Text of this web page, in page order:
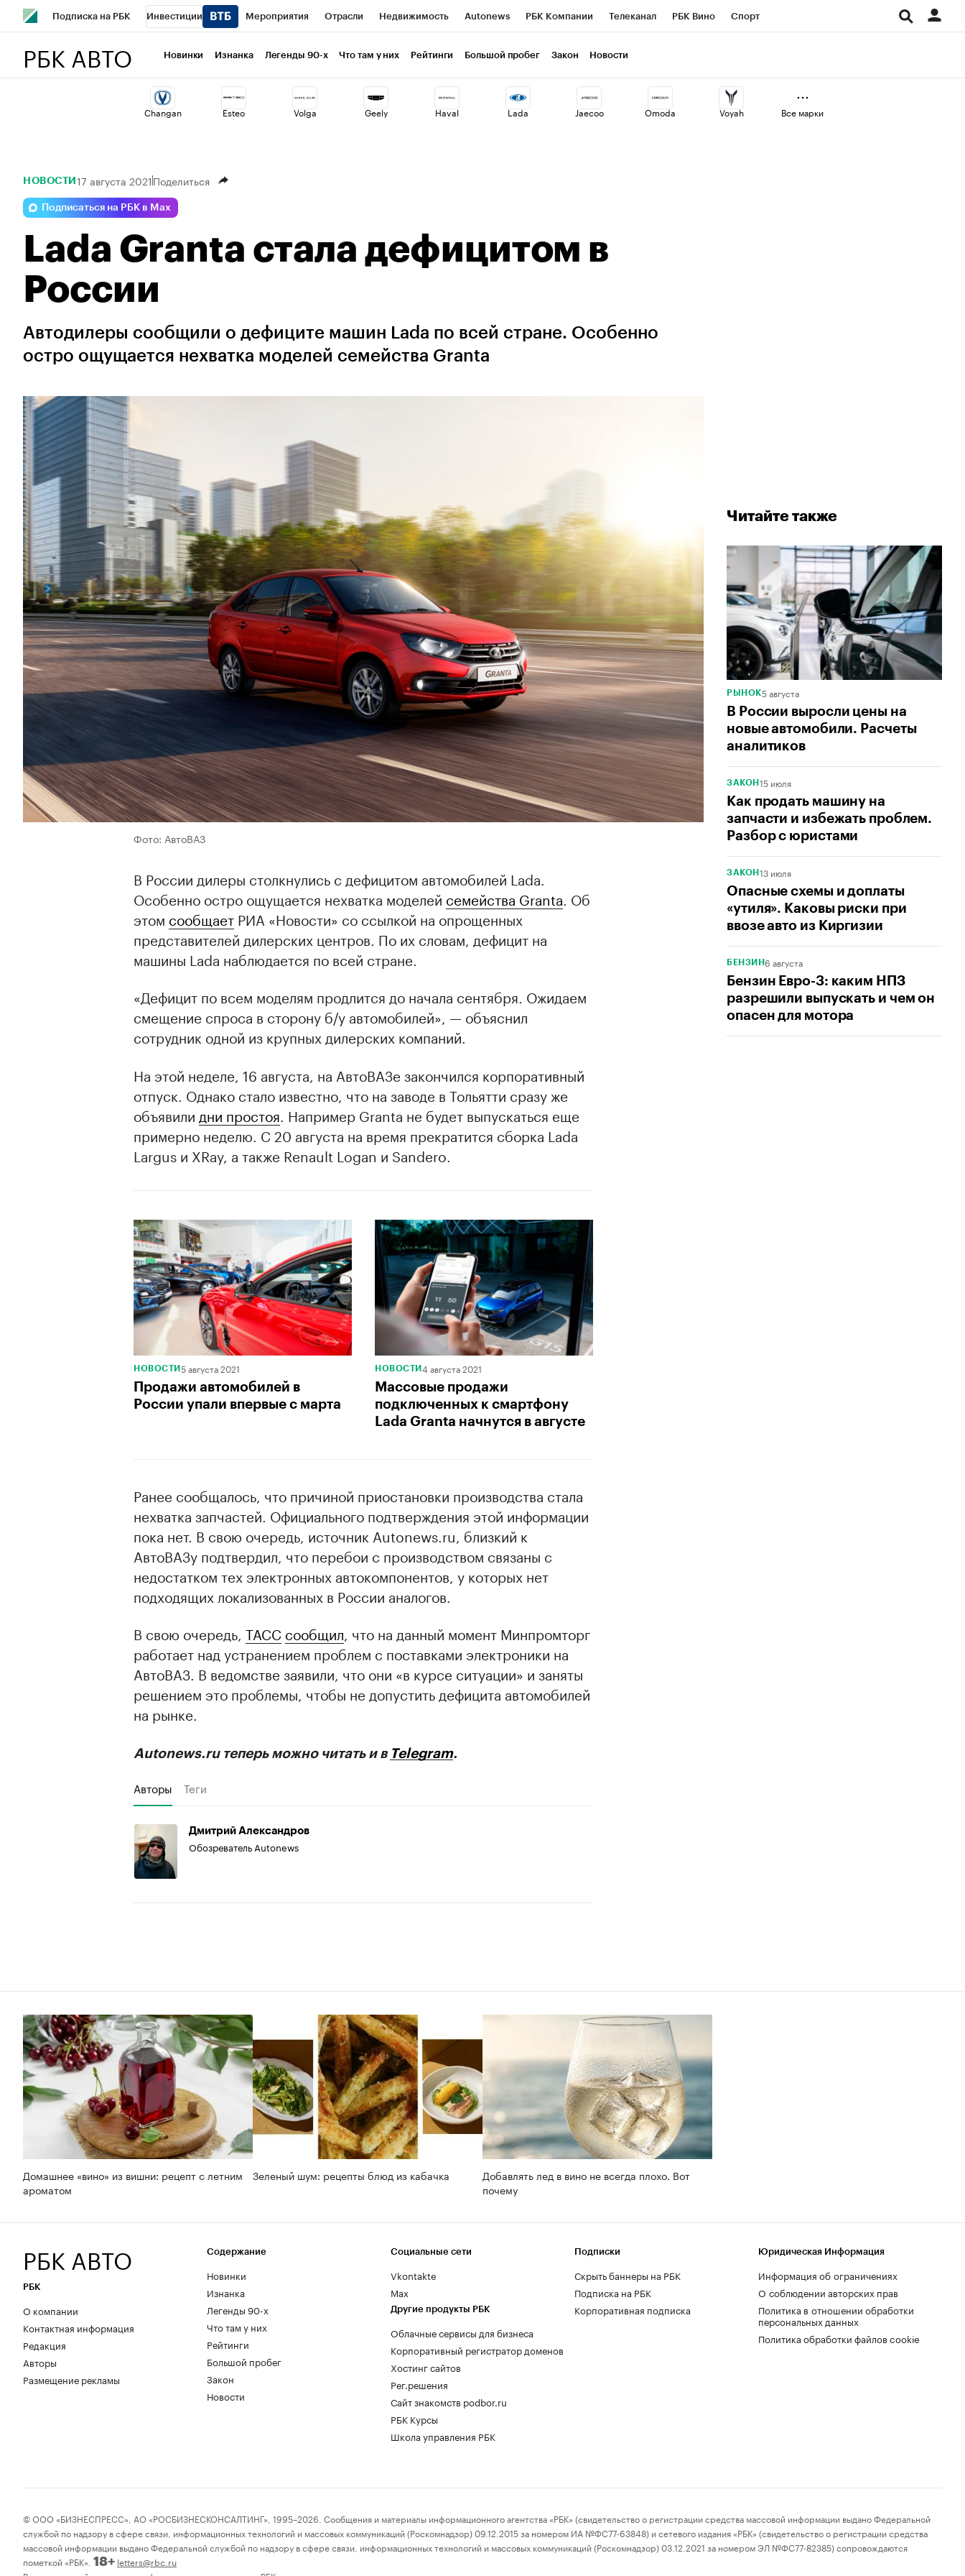
Подписка на РБК Инвестиции Мероприятия Отрасли Недвижимость Autonews РБК Компании Телеканал РБК Вино Спорт
Национальные проекты
РБК Бизнес-среда Дискуссионный клуб Исследования Кредитные рейтинги Франшизы Газета Спецпроекты СПб Конференции СПб
Проверка контрагентов Политика Экономика Бизнес Технологии и медиа Финансы Рынок наличной валюты
РБК АВТО Новинки Изнанка Легенды 90-х Что там у них Рейтинги Большой пробег Закон Новости
Changan Esteo Volga Geely Haval Lada Jaecoo Omoda Voyah Все марки
Читайте также
РЫНОК5 августа
В России выросли цены на
новые автомобили. Расчеты
аналитиков
ЗАКОН 15 июля
Как продать машину на
запчасти и избежать проблем.
Разбор с юристами
ЗАКОН 13 июля
Опасные схемы и доплаты
«утиля». Каковы риски при
ввозе авто из Киргизии
БЕНЗИН6 августа
Бензин Евро-3: каким НПЗ
разрешили выпускать и чем он
опасен для мотора
НОВОСТИ 17 августа 2021Поделиться
Подписаться на РБК в Max
Lada Granta стала дефицитом в
России
Автодилеры сообщили о дефиците машин Lada по всей стране. Особенно
остро ощущается нехватка моделей семейства Granta
Фото: АвтоВАЗ
В России дилеры столкнулись с дефицитом автомобилей Lada.
Особенно остро ощущается нехватка моделей семейства Granta . Об
этом сообщает РИА «Новости» со ссылкой на опрощенных
представителей дилерских центров. По их словам, дефицит на
машины Lada наблюдается по всей стране.
«Дефицит по всем моделям продлится до начала сентября. Ожидаем
смещение спроса в сторону б/у автомобилей», — объяснил
сотрудник одной из крупных дилерских компаний.
На этой неделе, 16 августа, на АвтоВАЗе закончился корпоративный
отпуск. Однако стало известно, что на заводе в Тольятти сразу же
объявили дни простоя . Например Granta не будет выпускаться еще
примерно неделю. С 20 августа на время прекратится сборка Lada
Largus и XRay, а также Renault Logan и Sandero.
НОВОСТИ 5 августа 2021
Продажи автомобилей в
России упали впервые с марта
НОВОСТИ 4 августа 2021
Массовые продажи
подключенных к смартфону
Lada Granta начнутся в августе
Ранее сообщалось, что причиной приостановки производства стала
нехватка запчастей. Официального подтверждения этой информации
пока нет. В свою очередь, источник Autonews.ru, близкий к
АвтоВАЗу подтвердил, что перебои с производством связаны с
недостатком тех электронных автокомпонентов, у которых нет
подходящих локализованных в России аналогов.
В свою очередь, ТАСС сообщил , что на данный момент Минпромторг
работает над устранением проблем с поставками электроники на
АвтоВАЗ. В ведомстве заявили, что они «в курсе ситуации» и заняты
решением это проблемы, чтобы не допустить дефицита автомобилей
на рынке.
Autonews.ru теперь можно читать и в Telegram.
Авторы Теги
Дмитрий Александров
Обозреватель Autonews
Домашнее «вино» из вишни: рецепт с летним
ароматом
Зеленый шум: рецепты блюд из кабачка
Добавлять лед в вино не всегда плохо. Вот
почему
РБК АВТО
РБК
О компании
Контактная информация
Редакция
Авторы
Размещение рекламы
Содержание
Новинки
Изнанка
Легенды 90-х
Что там у них
Рейтинги
Большой пробег
Закон
Новости
Социальные сети
Vkontakte
Max
Другие продукты РБК
Облачные сервисы для бизнеса
Корпоративный регистратор доменов
Хостинг сайтов
Рег.решения
Сайт знакомств podbor.ru
РБК Курсы
Школа управления РБК
Подписки
Скрыть баннеры на РБК
Подписка на РБК
Корпоративная подписка
Юридическая Информация
Информация об ограничениях
О соблюдении авторских прав
Политика в отношении обработки
персональных данных
Политика обработки файлов cookie
© ООО «БИЗНЕСПРЕСС», АО «РОСБИЗНЕСКОНСАЛТИНГ», 1995–2026. Сообщения и материалы информационного агентства «РБК» (свидетельство о регистрации средства массовой информации выдано Федеральной
службой по надзору в сфере связи, информационных технологий и массовых коммуникаций (Роскомнадзор) 09.12.2015 за номером ИА №ФС77-63848) и сетевого издания «РБК» (свидетельство о регистрации средства
массовой информации выдано Федеральной службой по надзору в сфере связи, информационных технологий и массовых коммуникаций (Роскомнадзор) 03.12.2021 за номером ЭЛ №ФС77-82385) сопровождаются
пометкой «РБК». 18+ letters@rbc.ru